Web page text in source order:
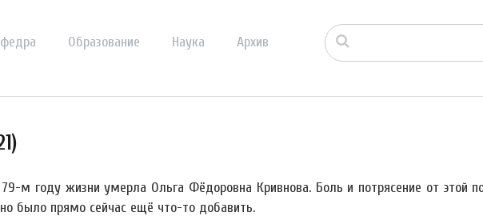
Образование Наука Архив
79-м году жизни умерла Ольга Фёдоровна Кривнова. Боль и потрясение от этой
было прямо сейчас ещё что-то добавить.